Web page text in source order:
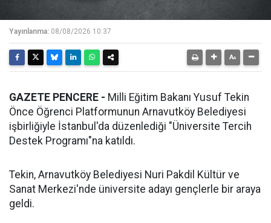
Yayınlanma: 08/08/2026 10:37
GAZETE PENCERE - Milli Eğitim Bakanı Yusuf Tekin
Önce Öğrenci Platformunun Arnavutköy Belediyesi
işbirliğiyle İstanbul'da düzenlediği "Üniversite Tercih
Destek Programı"na katıldı.
Tekin, Arnavutköy Belediyesi Nuri Pakdil Kültür ve
Sanat Merkezi'nde üniversite adayı gençlerle bir araya
geldi.